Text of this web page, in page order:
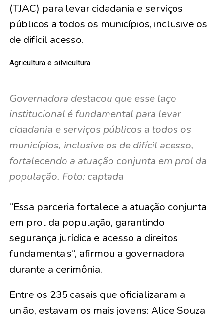
(TJAC) para levar cidadania e serviços
públicos a todos os municípios, inclusive os
de difícil acesso.
Agricultura e silvicultura
Governadora destacou que esse laço
institucional é fundamental para levar
cidadania e serviços públicos a todos os
municípios, inclusive os de difícil acesso,
fortalecendo a atuação conjunta em prol da
população. Foto: captada
“Essa parceria fortalece a atuação conjunta
em prol da população, garantindo
segurança jurídica e acesso a direitos
fundamentais”, afirmou a governadora
durante a cerimônia.
Entre os 235 casais que oficializaram a
união, estavam os mais jovens: Alice Souza